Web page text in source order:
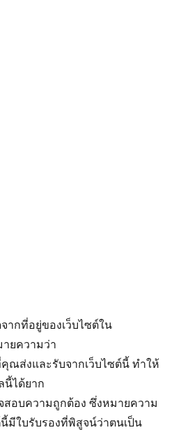
กที่อยู่ของเว็บไซต์ใน
ยความว่า
ณส่งและรับจากเว็บไซต์นี้ ทำให้
นี้ได้ยาก
สอบความถูกต้อง ซึ่งหมายความ
มีใบรับรองที่พิสูจน์ว่าตนเป็น